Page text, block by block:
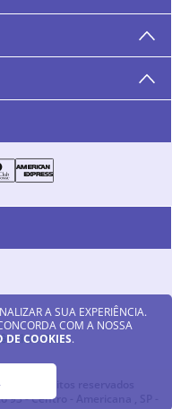
A SUA EXPERIÊNCIA.
COM A NOSSA
DE COOKIES.
o branco e o azul anil,
possam continuar
todos vocês!”
os direitos reservados
93 - Centro - Americana , SP -